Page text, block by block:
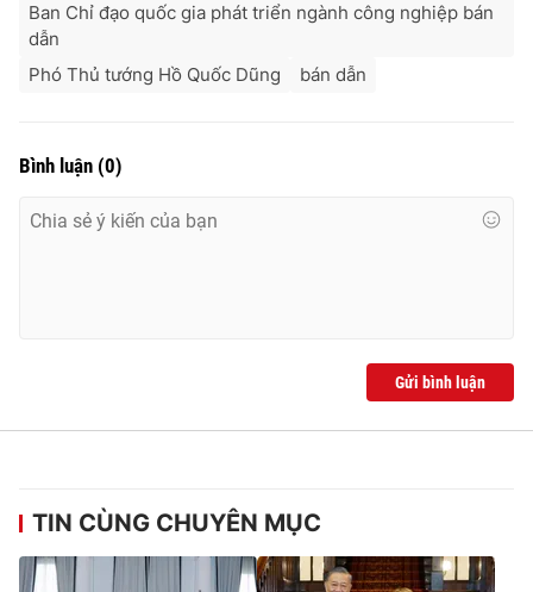
Ban Chỉ đạo quốc gia phát triển ngành công nghiệp bán
dẫn
Phó Thủ tướng Hồ Quốc Dũng
bán dẫn
Bình luận (0)
Gửi bình luận
TIN CÙNG CHUYÊN MỤC